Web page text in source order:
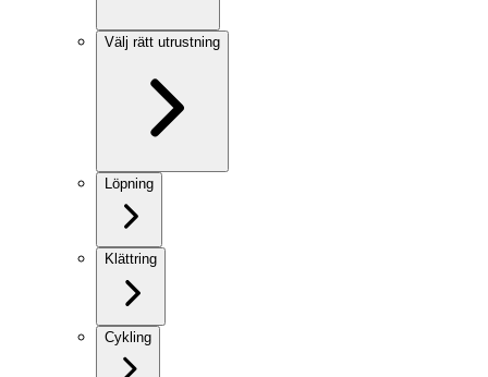
Välj rätt utrustning
Löpning
Klättring
Cykling